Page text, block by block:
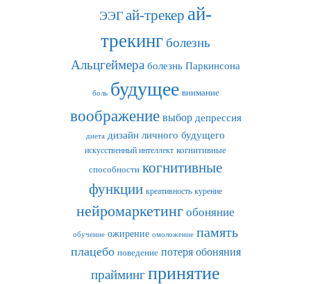
ЭЭГ ай-трекер ай-
трекинг болезнь
Альцгеймера болезнь Паркинсона
боль будущее внимание
воображение выбор депрессия
диета дизайн личного будущего
искусственный интеллект когнитивные
способности когнитивные
функции креативность курение
нейромаркетинг обоняние
обучение ожирение омоложение память
плацебо поведение потеря обоняния
праймингпринятие